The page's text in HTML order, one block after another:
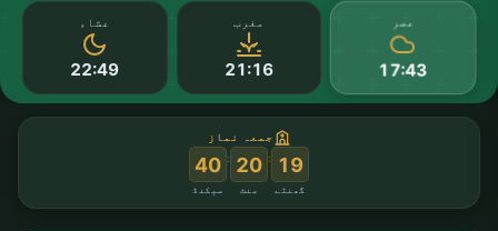
عصر
17:43
مغرب
21:16
عشاء
22:49
جمعہ نماز
19
گھنٹے
:
20
منٹ
:
40
سیکنڈ